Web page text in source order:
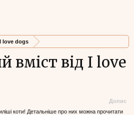
I love dogs
вміст від I love
Допис
коти! Детальніше про них можна прочитати